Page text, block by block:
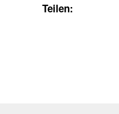
Teilen: